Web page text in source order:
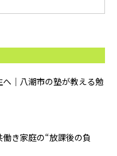
｜八潮市の塾が教える勉
き家庭の“放課後の負